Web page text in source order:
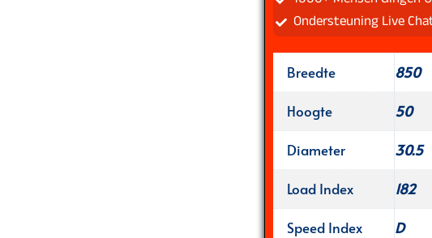
Ondersteuning Live
Breedte
850
Hoogte
50
Diameter
30.5
Load Index
182
Speed Index
D